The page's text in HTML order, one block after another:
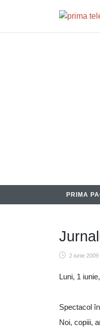
PRIMA
2 iunie 2009
Luni, 1
Spectacol
Noi, copiii,